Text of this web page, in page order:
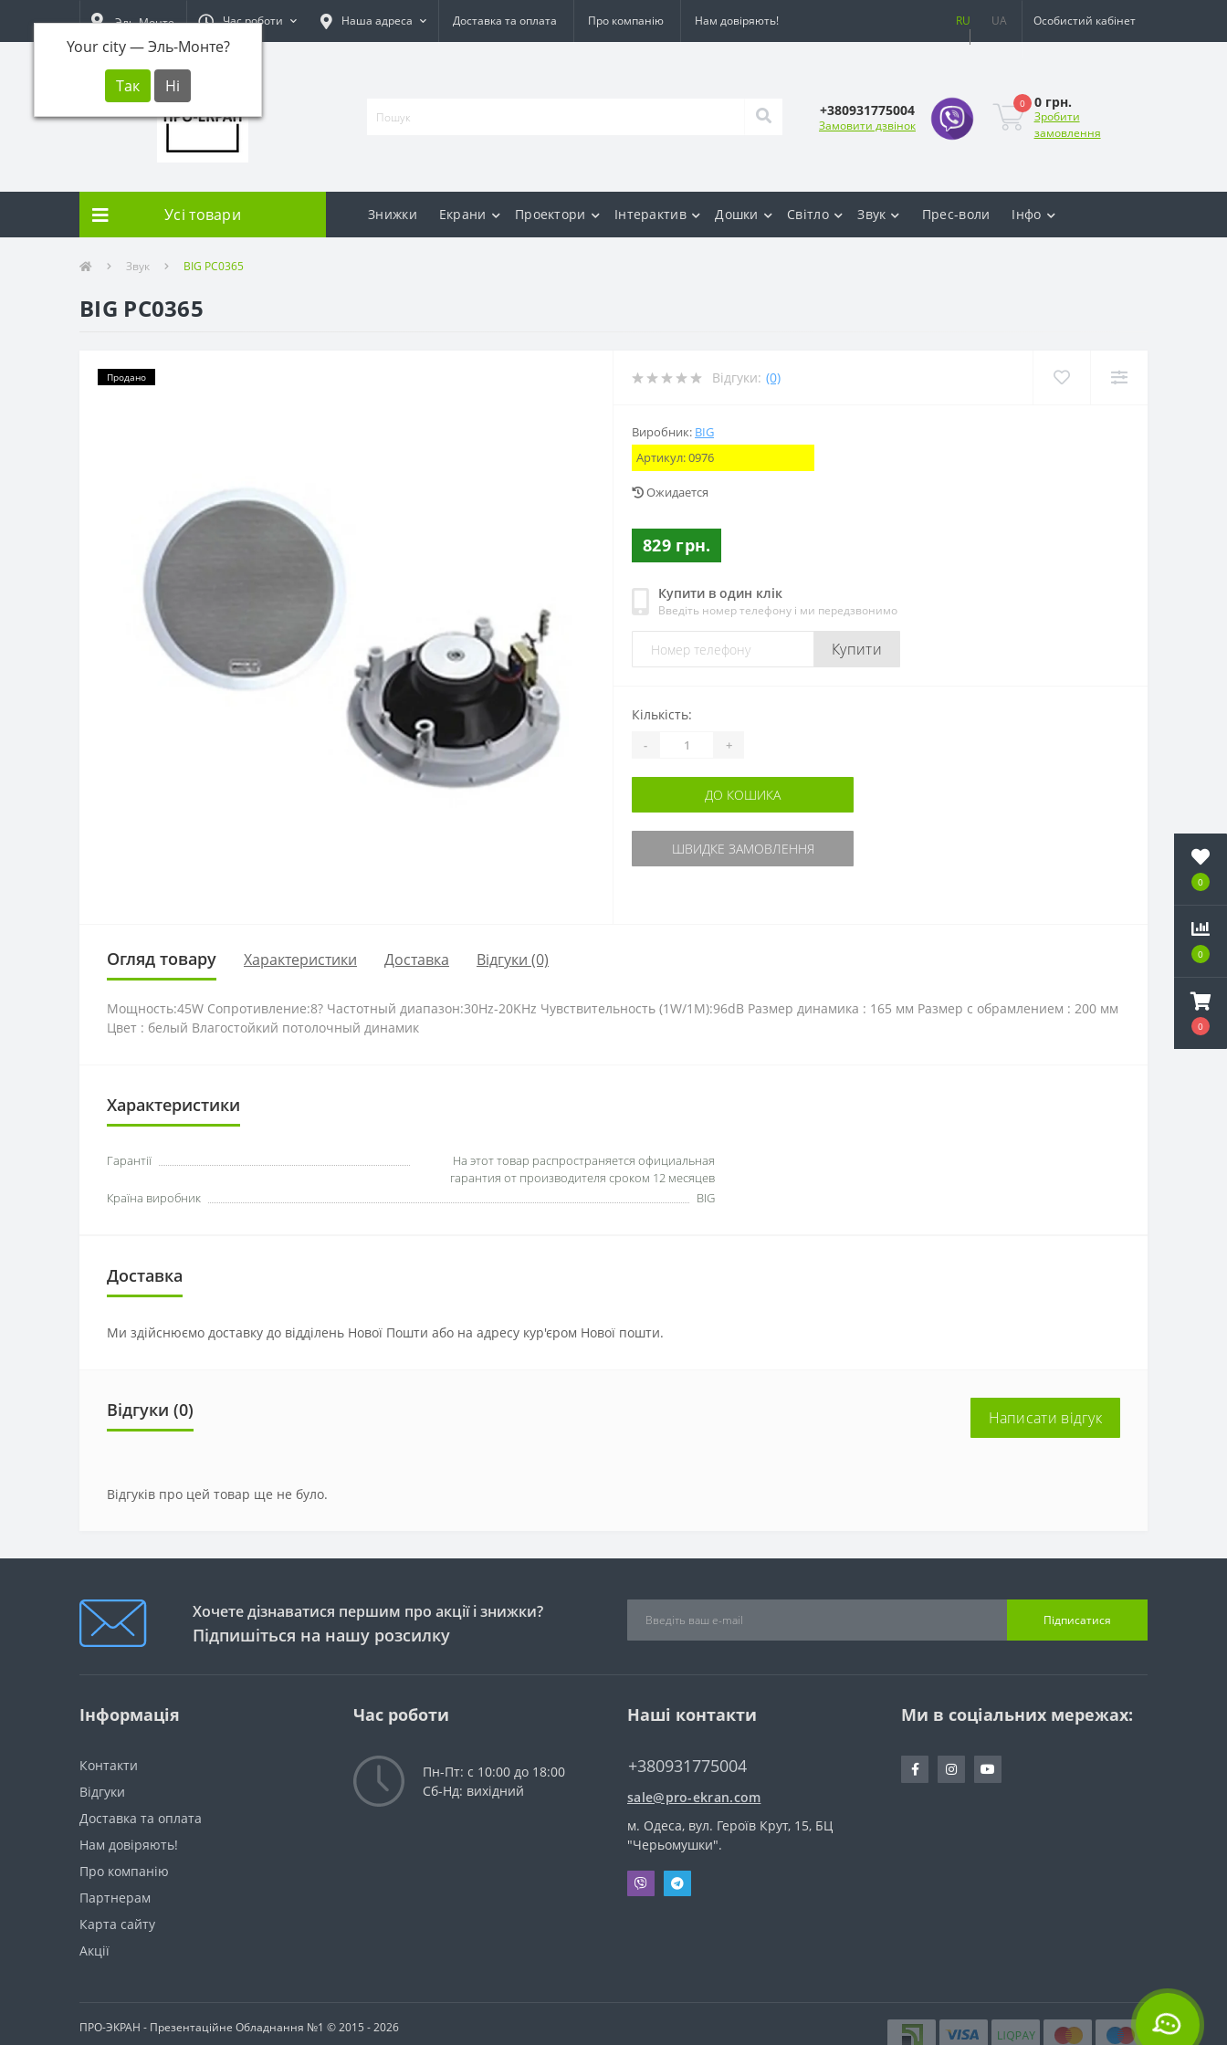
0
0
0
Эль-Монте
Your city —Эль-Монте?
Час роботи Наша адреса Доставка та оплата Про компанію Нам довіряють! UA Особистий кабінет
+380931775004
Замовити дзвінок
0 0 грн.
Зробити
замовлення
Усі товари Знижки Екрани Проектори Інтерактив Дошки Світло Звук Прес-воли Інфо
Звук BIG PC0365
BIG PC0365
Продано Відгуки: (0)
Виробник: BIG
Артикул:0976
Ожидается
829 грн.
Купити в один клік
Введіть номер телефону і ми передзвонимо
Купити
Кількість:
- +
ДО КОШИКА
ШВИДКЕ ЗАМОВЛЕННЯ
Огляд товару Характеристики Доставка Відгуки (0)
Мощность:45W Сопротивление:8? Частотный диапазон:30Hz-20KHz Чувствительность (1W/1M):96dB Размер динамика : 165 мм Размер с обрамлением : 200 мм
Цвет : белый Влагостойкий потолочный динамик
Характеристики
Гарантії
На этот товар распространяется официальная
гарантия от производителя сроком 12 месяцев
Країна виробник
BIG
Доставка
Ми здійснюємо доставку до відділень Нової Пошти або на адресу кур'єром Нової пошти.
Відгуки (0) Написати відгук
Відгуків про цей товар ще не було.
Хочете дізнаватися першим про акції і знижки?
Підпишіться на нашу розсилку
Підписатися
Інформація
Контакти
Відгуки
Доставка та оплата
Нам довіряють!
Про компанію
Партнерам
Карта сайту
Акції
Час роботи
Пн-Пт: с 10:00 до 18:00
Сб-Нд: вихідний
Наші контакти
+380931775004
sale@pro-ekran.com
м. Одеса, вул. Героїв Крут, 15, БЦ
"Черьомушки".
Ми в соціальних мережах:
ПРО-ЭКРАН - Презентаційне Обладнання №1 © 2015 - 2026